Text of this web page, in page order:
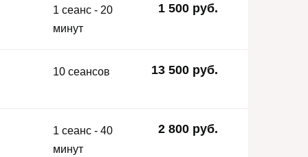
1 сеанс - 20
минут
1 500 руб.
10 сеансов 13 500 руб.
1 сеанс - 40
минут
2 800 руб.